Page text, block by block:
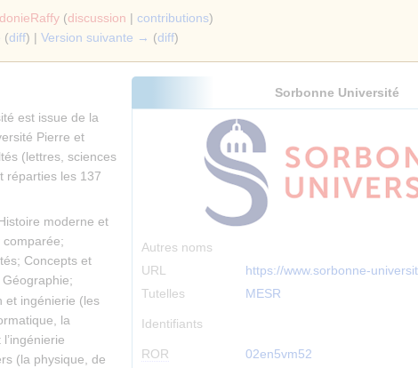
(discussion | contributions)
(diff) | Version suivante → (diff)
Sorbonne Université
Autres noms
URL
https://www.sorbonne-
Tutelles
MESR
Identifiants
ROR 02en5vm52
est issue de la
Pierre et
(lettres, sciences
réparties les 137
moderne et
Concepts et
et ingénierie (les
la
(la physique, de